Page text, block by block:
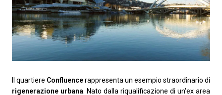
Il quartiere Confluencerappresenta un esempio straordinario di
rigenerazione urbana . Nato dalla riqualificazione di un'ex area